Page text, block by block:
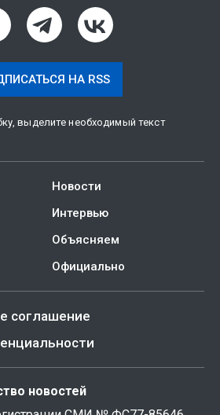
НА RSS
выделите необходимый текст
Новости
Интервью
Объясняем
Официально
соглашение
новостей